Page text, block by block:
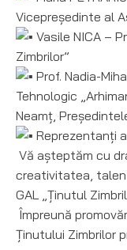
Vicepreședinte al
Vasile NICA –
Zimbrilor”
Prof. Nadia-
Tehnologic
Neamț,
Reprezentanți
Vă așteptăm cu
creativitatea,
GAL „Ținutul
Împreună
Ținutului Zimbrilor